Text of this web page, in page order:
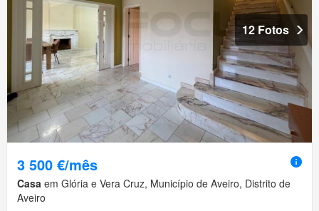
12 Fotos
3 500 €/mês
Casa em Glória e Vera Cruz, Município de Aveiro, Distrito de
Aveiro